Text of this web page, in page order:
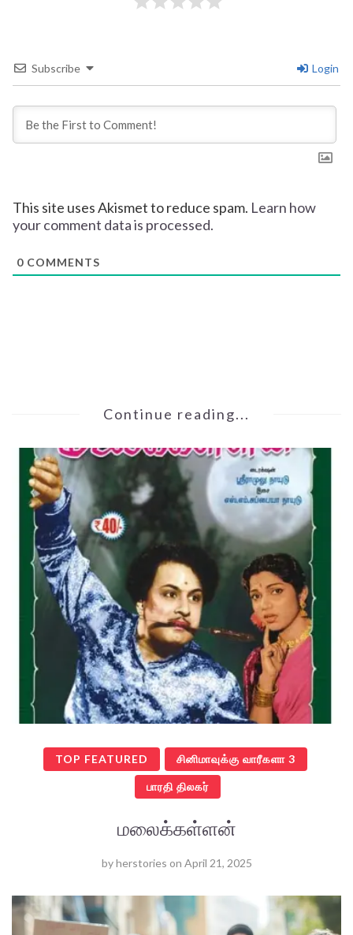
Subscribe Login
This site uses Akismet to reduce spam. Learn how
your comment data is processed.
0 COMMENTS
Continue reading...
TOP FEATURED சினிமாவுக்கு வாரீகளா 3
பாரதி திலகர்
மலைக்கள்ளன்
byherstories on April 21, 2025